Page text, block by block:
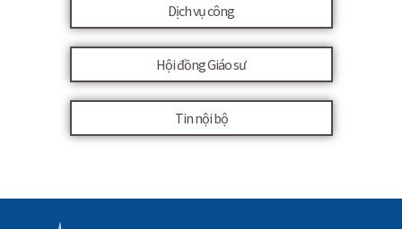
Dịch vụ công
Hội đồng Giáo sư
Tin nội bộ